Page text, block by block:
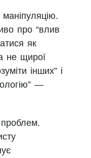
про “влив
як
а не щирої
інших” і
—
проблем.